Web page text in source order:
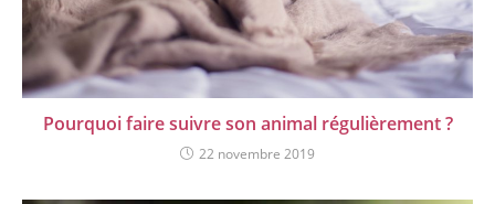
Pourquoi faire suivre son animal régulièrement ?
22 novembre 2019